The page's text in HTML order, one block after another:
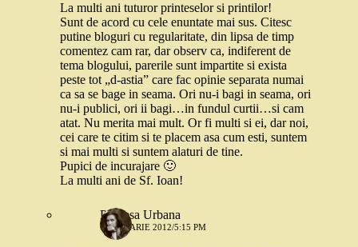
La multi ani tuturor printeselor si printilor!
Sunt de acord cu cele enuntate mai sus. Citesc
putine bloguri cu regularitate, din lipsa de timp
comentez cam rar, dar observ ca, indiferent de
tema blogului, parerile sunt impartite si exista
peste tot „d-astia” care fac opinie separata numai
ca sa se bage in seama. Ori nu-i bagi in seama, ori
nu-i publici, ori ii bagi…in fundul curtii…si cam
atat. Nu merita mai mult. Or fi multi si ei, dar noi,
cei care te citim si te placem asa cum esti, suntem
si mai multi si suntem alaturi de tine.
Pupici de incurajare 🙂
La multi ani de Sf. Ioan!
Printesa Urbana
6 IANUARIE 2012/5:15 PM